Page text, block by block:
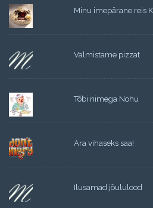
Minu imepärane reis
Valmistame pizzat
Tõbi nimega Nohu
Ära vihaseks saa!
Ilusamad jõululood